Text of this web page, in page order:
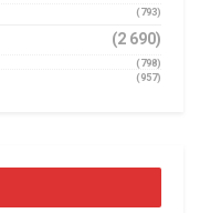
(793)
(2 690)
(798)
(957)